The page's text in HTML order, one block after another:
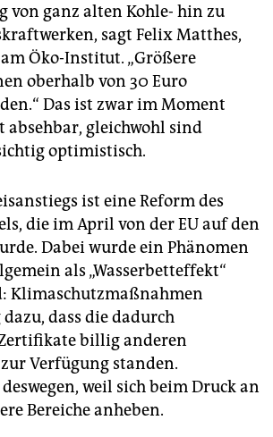
von ganz alten Kohle- hin zu
sagt Felix Matthes,
Öko-Institut. „Größere
oberhalb von 30 Euro
Das ist zwar im Moment
gleichwohl sind
optimistisch.
ist eine Reform des
die im April von der EU auf den
Dabei wurde ein Phänomen
als „Wasserbetteffekt“
Klimaschutzmaßnahmen
dass die dadurch
billig anderen
Verfügung standen.
weil sich beim Druck an
Bereiche anheben.